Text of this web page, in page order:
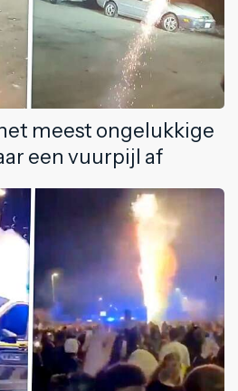
meest ongelukkige
een vuurpijl af